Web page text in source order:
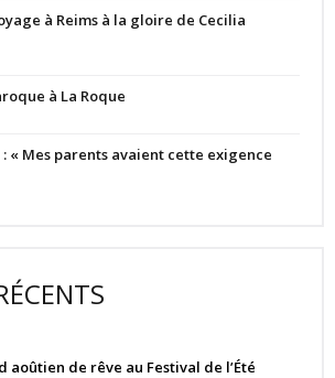
à Reims à la gloire de Cecilia
à La Roque
« Mes parents avaient cette exigence
aoûtien de rêve au Festival de l’Été